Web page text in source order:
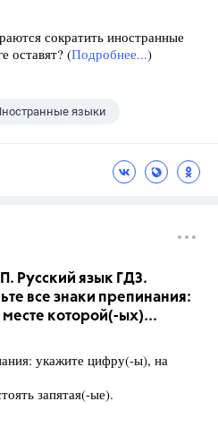
сократить иностранные
оставят? (Подробнее...)
языки
Русский язык ГДЗ.
все знаки препинания:
которой(-ых)...
укажите цифру(-ы), на
запятая(-ые).